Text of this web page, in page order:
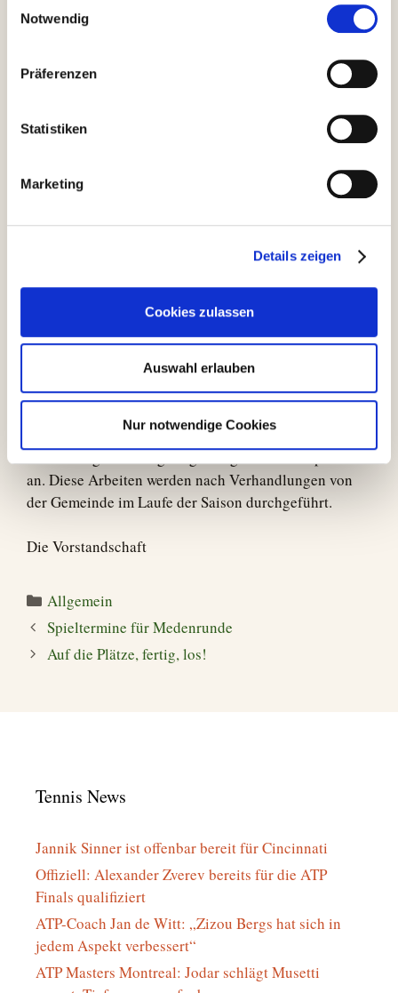
Notwendig
Präferenzen
Statistiken
Marketing
Details zeigen
Cookies zulassen
Auswahl erlauben
Nur notwendige Cookies
einstimmig gewählt.
Für das Amt für Marketing und Öffentlichkeitsarbeit
hat sich Stefan Graf zur Verfügung gestellt und wurde
ebenso einstimmig gewählt!
Andrea Ehlers wird zukünftig von Theresa
Kaltenberger als 2. Jugendwärtin unterstützt. Wir
bedanken uns bei Andrea Lenz & Claudia Bscheid für
Ihr Engangement. Sie werden unsere Jugendarbeit
Erfolge der einzelnen Mannschaften, als auch die
Finanzen betrifft. Am Schluss der Versammlung
wurden noch einige langjährige Mitglieder mit einer
Urkunde geehrt.
Als großes Projekt für die Saison 2019 steht die
Erneuerung der Beregnungsanlage der Tennisplätze
an. Diese Arbeiten werden nach Verhandlungen von
der Gemeinde im Laufe der Saison durchgeführt.
Die Vorstandschaft
Kategorien
Allgemein
Spieltermine für Medenrunde
Auf die Plätze, fertig, los!
Tennis News
Jannik Sinner ist offenbar bereit für Cincinnati
Offiziell: Alexander Zverev bereits für die ATP
Finals qualifiziert
ATP-Coach Jan de Witt: „Zizou Bergs hat sich in
jedem Aspekt verbessert“
ATP Masters Montreal: Jodar schlägt Musetti